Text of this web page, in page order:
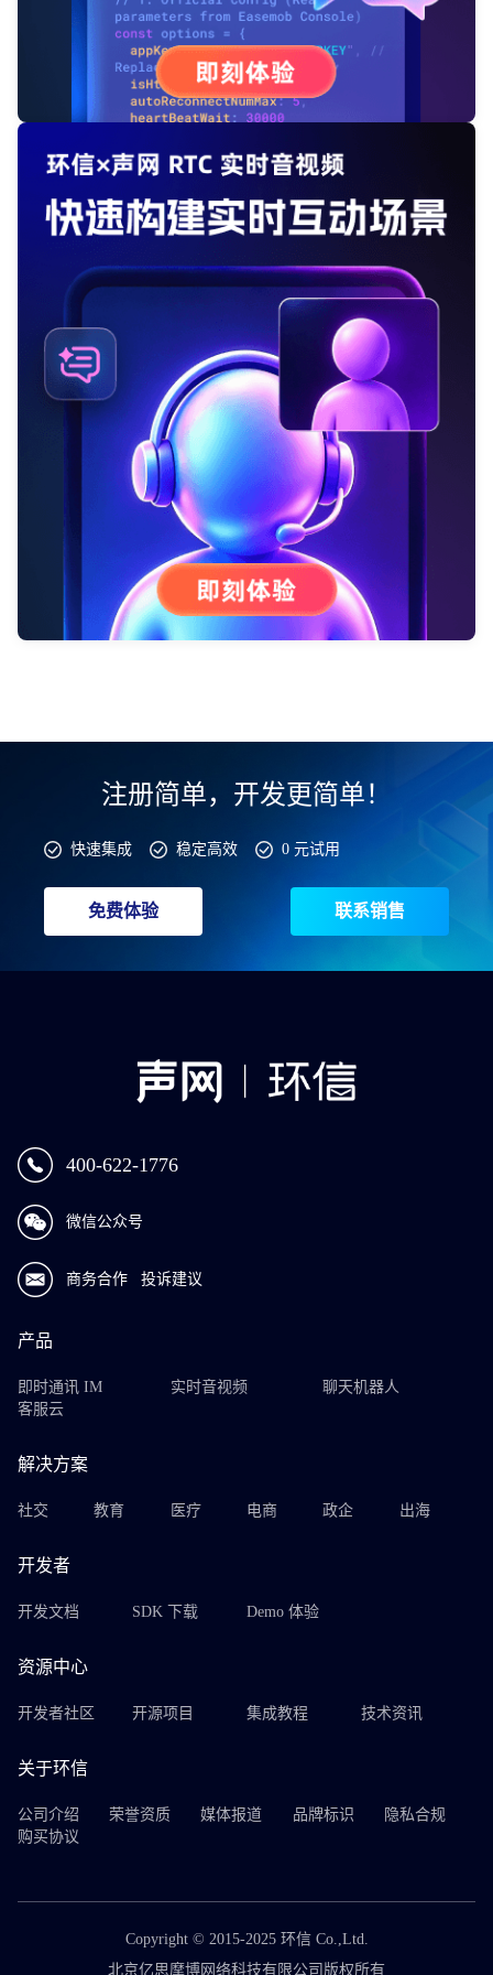
注册简单，开发更简单！
快速集成 稳定高效 0 元试用
免费体验 联系销售
400-622-1776
微信公众号
商务合作 投诉建议
产品
即时通讯 IM 实时音视频
聊天机器人
客服云
解决方案
社交 教育 医疗 电商 政企 出海
开发者
开发文档 SDK 下载 Demo 体验
资源中心
开发者社区 开源项目 集成教程 技术资讯
关于环信
公司介绍 荣誉资质 媒体报道 品牌标识
隐私合规
购买协议
Copyright © 2015-2025 环信 Co.,Ltd.
北京亿思摩博网络科技有限公司版权所有